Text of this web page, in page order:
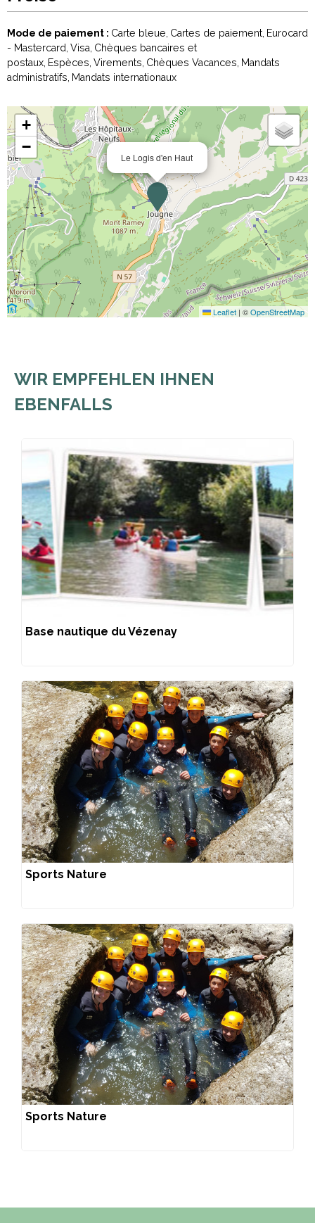
Mode de paiement : Carte bleue Cartes de paiement Eurocard
- Mastercard Visa Chèques bancaires et
postaux Espèces Virements Chèques Vacances Mandats
administratifs Mandats internationaux
Le Logis d'en Haut
+
−
Leaflet | ©OpenStreetMap
WIR EMPFEHLEN IHNEN
EBENFALLS
Base nautique du Vézenay
Sports Nature
Sports Nature